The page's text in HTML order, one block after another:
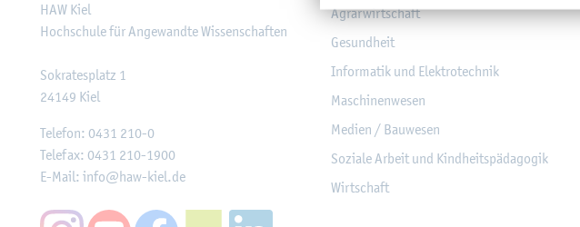
HAW Kiel
Hoch­schu­le für An­ge­wand­te Wis­sen­schaf­ten
So­kra­tes­platz 1
24149 Kiel
Te­le­fon: 0431 210-0
Te­le­fax: 0431 210-1900
E-Mail: info@​haw-​kiel.​de
Agrar­wirt­schaft
Ge­sund­heit
In­for­ma­tik und Elek­tro­tech­nik
Ma­schi­nen­we­sen
Me­di­en / Bau­we­sen
So­zia­le Ar­beit und Kind­heits­päd­ago­gik
Wirt­schaft